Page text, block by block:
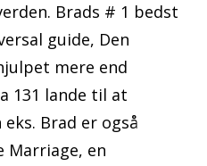
Brads # 1 bedst
guide, Den
mere end
131 lande til at
Brad er også
en